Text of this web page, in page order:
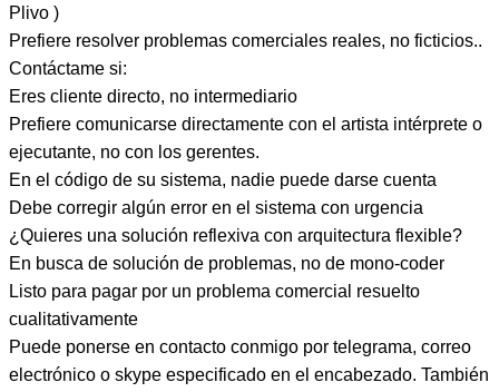
Plivo )
Prefiere resolver problemas comerciales reales, no ficticios..
Contáctame si:
Eres cliente directo, no intermediario
Prefiere comunicarse directamente con el artista intérprete o
ejecutante, no con los gerentes.
En el código de su sistema, nadie puede darse cuenta
Debe corregir algún error en el sistema con urgencia
¿Quieres una solución reflexiva con arquitectura flexible?
En busca de solución de problemas, no de mono-coder
Listo para pagar por un problema comercial resuelto
cualitativamente
Puede ponerse en contacto conmigo por telegrama, correo
electrónico o skype especificado en el encabezado. También